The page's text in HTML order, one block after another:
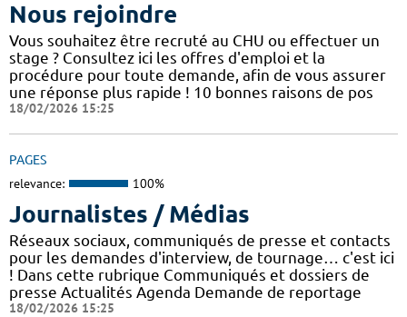
Nous rejoindre
Vous souhaitez être recruté au CHU ou effectuer un
stage ? Consultez ici les offres d'emploi et la
procédure pour toute demande, afin de vous assurer
une réponse plus rapide ! 10 bonnes raisons de pos
18/02/2026 15:25
PAGES
relevance: 100%
Journalistes / Médias
Réseaux sociaux, communiqués de presse et contacts
pour les demandes d'interview, de tournage… c'est ici
! Dans cette rubrique Communiqués et dossiers de
presse Actualités Agenda Demande de reportage
18/02/2026 15:25